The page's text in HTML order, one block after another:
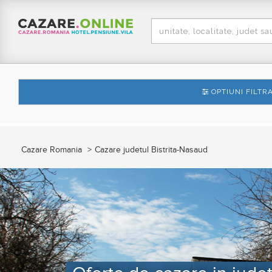
OPTIUNI
Cazare Romania Cazare judetul Bistrita-Nasaud